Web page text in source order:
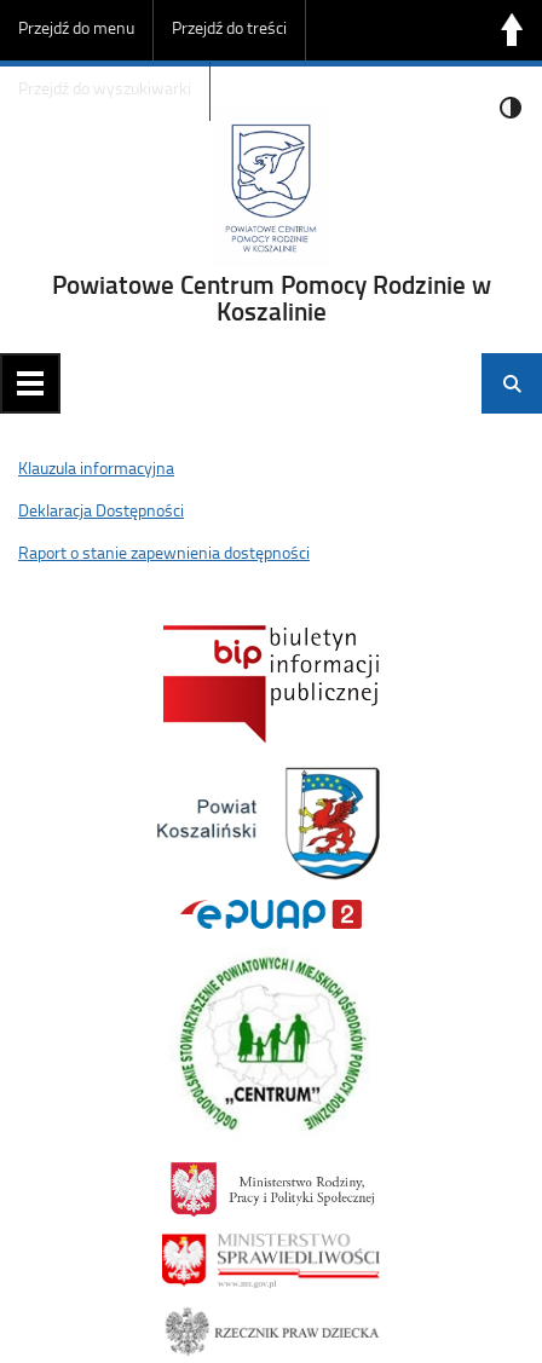
Przejdź do menu Przejdź do treści
Przejdź do wyszukiwarki
Powiatowe Centrum Pomocy Rodzinie w
Koszalinie
Klauzula informacyjna
Deklaracja Dostępności
Raport o stanie zapewnienia dostępności